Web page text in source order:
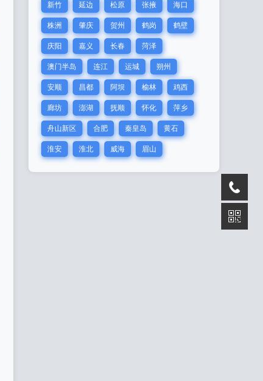
新竹 延边 松原 张掖 海口
株洲 肇庆 贺州 鹤岗 鹤壁
庆阳 嘉义 长春 菏泽
澳门半岛 连江 运城 朔州
安顺 昌都 阿坝 榆林 鸡西
廊坊 澎湖 抚顺 怀化 萍乡
舟山新区 合肥 秦皇岛 黄石
淮安 淮北 威海 眉山